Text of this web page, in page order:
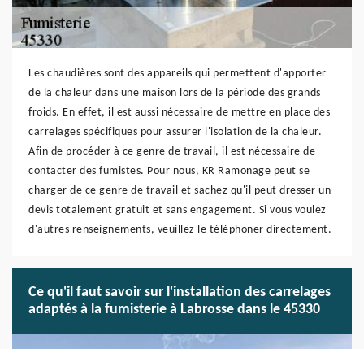
Les chaudières sont des appareils qui permettent d'apporter
de la chaleur dans une maison lors de la période des grands
froids. En effet, il est aussi nécessaire de mettre en place des
carrelages spécifiques pour assurer l'isolation de la chaleur.
Afin de procéder à ce genre de travail, il est nécessaire de
contacter des fumistes. Pour nous, KR Ramonage peut se
charger de ce genre de travail et sachez qu'il peut dresser un
devis totalement gratuit et sans engagement. Si vous voulez
d'autres renseignements, veuillez le téléphoner directement.
Ce qu'il faut savoir sur l'installation des carrelages
adaptés à la fumisterie à Labrosse dans le 45330